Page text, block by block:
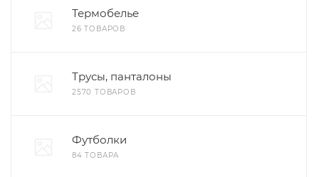
Термобелье
26 ТОВАРОВ
Трусы, панталоны
2570 ТОВАРОВ
Футболки
84 ТОВАРА